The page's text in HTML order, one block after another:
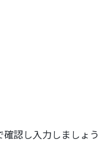
認し入力しましょ